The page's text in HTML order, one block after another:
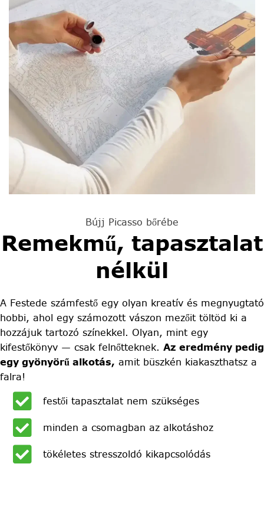
Bújj Picasso bőrébe
Remekmű, tapasztalat
nélkül
A Festede számfestő egy olyan kreatív és megnyugtató
hobbi, ahol egy számozott vászon mezőit töltöd ki a
hozzájuk tartozó színekkel. Olyan, mint egy
kifestőkönyv — csak felnőtteknek. Az eredmény pedig
egy gyönyörű alkotás, amit büszkén kiakaszthatsz a
falra!
festői tapasztalat nem szükséges
minden a csomagban az alkotáshoz
tökéletes stresszoldó kikapcsolódás